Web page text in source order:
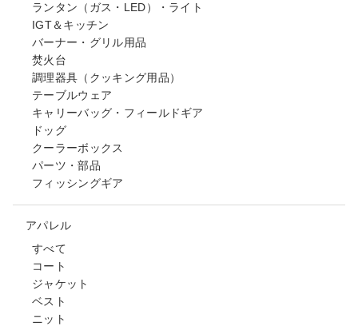
ランタン（ガス・LED）・ライト
IGT＆キッチン
バーナー・グリル用品
焚火台
調理器具（クッキング用品）
テーブルウェア
キャリーバッグ・フィールドギア
ドッグ
クーラーボックス
パーツ・部品
フィッシングギア
アパレル
すべて
コート
ジャケット
ベスト
ニット